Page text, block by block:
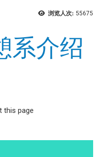
浏览人次: 55675
系介绍
this page